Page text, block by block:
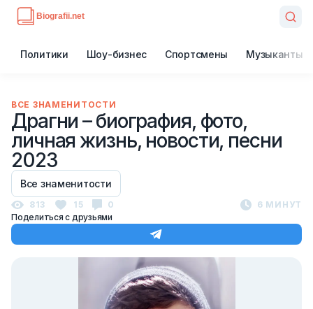
Политики Шоу-бизнес Спортсмены Музыканты
ВСЕ ЗНАМЕНИТОСТИ
Драгни – биография, фото,
личная жизнь, новости, песни
2023
Все знаменитости
813 15 0
6 МИНУТ
Поделиться с друзьями